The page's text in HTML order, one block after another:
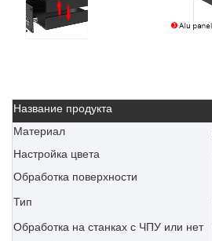
Название продукта
Материал
Настройка цвета
Обработка поверхности
Тип
Обработка на станках с ЧПУ или нет